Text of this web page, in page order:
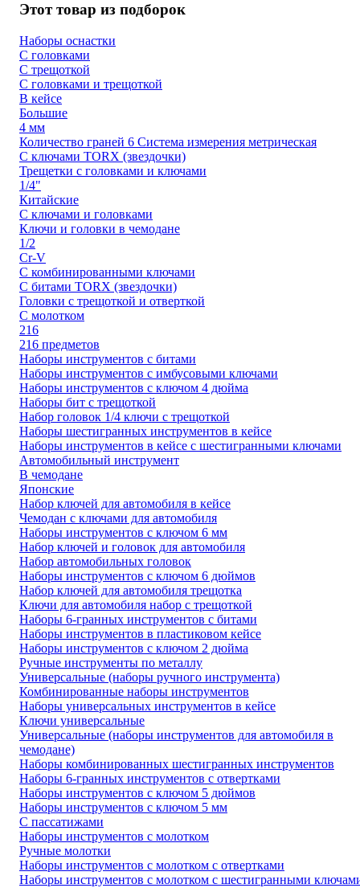
Этот товар из подборок
Наборы оснастки
С головками
С трещоткой
С головками и трещоткой
В кейсе
Большие
4 мм
Количество граней 6 Система измерения метрическая
С ключами TORX (звездочки)
Трещетки с головками и ключами
1/4"
Китайские
С ключами и головками
Ключи и головки в чемодане
1/2
Cr-V
С комбинированными ключами
С битами TORX (звездочки)
Головки с трещоткой и отверткой
С молотком
216
216 предметов
Наборы инструментов с битами
Наборы инструментов с имбусовыми ключами
Наборы инструментов с ключом 4 дюйма
Наборы бит с трещоткой
Набор головок 1/4 ключи с трещоткой
Наборы шестигранных инструментов в кейсе
Наборы инструментов в кейсе с шестигранными ключами
Автомобильный инструмент
В чемодане
Японские
Набор ключей для автомобиля в кейсе
Чемодан с ключами для автомобиля
Наборы инструментов с ключом 6 мм
Набор ключей и головок для автомобиля
Набор автомобильных головок
Наборы инструментов с ключом 6 дюймов
Набор ключей для автомобиля трещотка
Ключи для автомобиля набор с трещоткой
Наборы 6-гранных инструментов с битами
Наборы инструментов в пластиковом кейсе
Наборы инструментов с ключом 2 дюйма
Ручные инструменты по металлу
Универсальные (наборы ручного инструмента)
Комбинированные наборы инструментов
Наборы универсальных инструментов в кейсе
Ключи универсальные
Универсальные (наборы инструментов для автомобиля в
чемодане)
Наборы комбинированных шестигранных инструментов
Наборы 6-гранных инструментов с отвертками
Наборы инструментов с ключом 5 дюймов
Наборы инструментов с ключом 5 мм
С пассатижами
Наборы инструментов с молотком
Ручные молотки
Наборы инструментов с молотком с отвертками
Наборы инструментов с молотком с шестигранными